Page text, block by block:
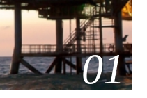
01